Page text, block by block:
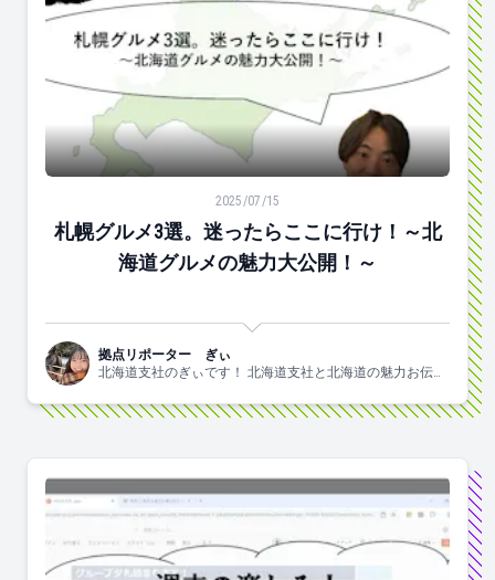
札幌グルメ3選。迷ったらここに行け！～北海道グルメ
2025/07/15
札幌グルメ3選。迷ったらここに行け！～北
海道グルメの魅力大公開！～
拠点リポーター ぎぃ
北海道支社のぎぃです！ 北海道支社と北海道の魅力お伝え